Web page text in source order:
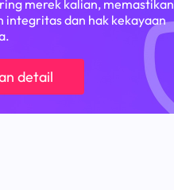
merek kalian, memastikan
integritas dan hak kekayaan
detail